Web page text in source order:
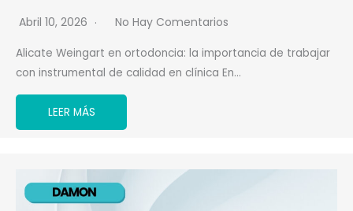
Abril 10, 2026 No Hay Comentarios
Alicate Weingart en ortodoncia: la importancia de trabajar
con instrumental de calidad en clínica En…
LEER MÁS